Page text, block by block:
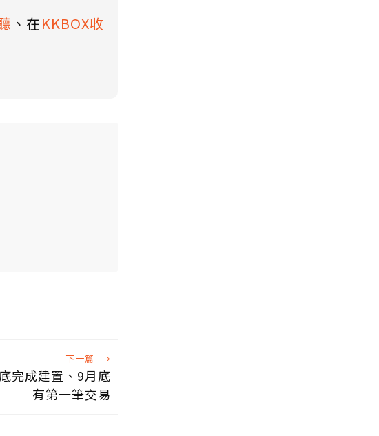
、在KKBOX收
下一篇 →
完成建置、9月底
有第一筆交易